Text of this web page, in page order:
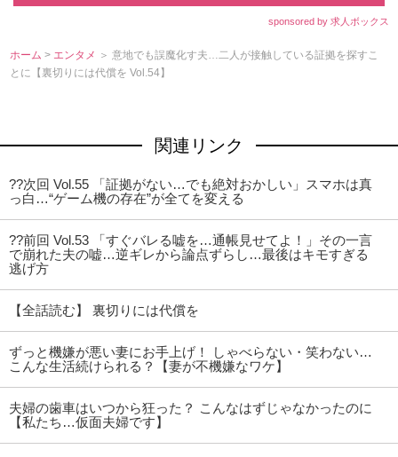
sponsored by 求人ボックス
ホーム > エンタメ ＞ 意地でも誤魔化す夫…二人が接触している証拠を探すこ
とに【裏切りには代償を Vol.54】
関連リンク
??次回 Vol.55 「証拠がない…でも絶対おかしい」スマホは真
っ白…“ゲーム機の存在”が全てを変える
??前回 Vol.53 「すぐバレる嘘を…通帳見せてよ！」その一言
で崩れた夫の嘘…逆ギレから論点ずらし…最後はキモすぎる
逃げ方
【全話読む】 裏切りには代償を
ずっと機嫌が悪い妻にお手上げ！ しゃべらない・笑わない…
こんな生活続けられる？【妻が不機嫌なワケ】
夫婦の歯車はいつから狂った？ こんなはずじゃなかったのに
【私たち…仮面夫婦です】